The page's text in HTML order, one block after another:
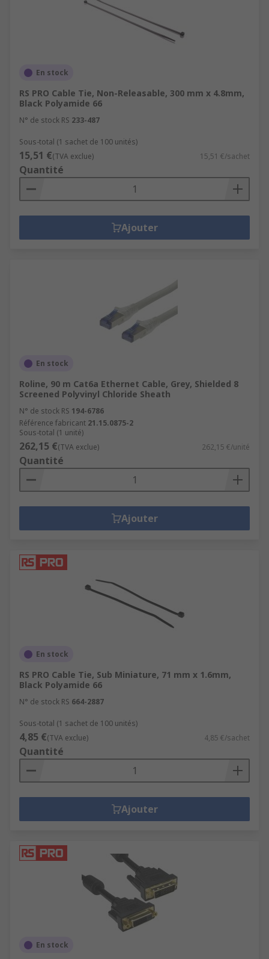
En stock
RS PRO Cable Tie, Non-Releasable, 300 mm x 4.8mm,
Black Polyamide 66
N° de stock RS 233-487
Sous-total (1 sachet de 100 unités)
15,51 €(TVA exclue) 15,51 €/sachet
Quantité
Ajouter
En stock
Roline, 90 m Cat6a Ethernet Cable, Grey, Shielded 8
Screened Polyvinyl Chloride Sheath
N° de stock RS 194-6786
Référence fabricant 21.15.0875-2
Sous-total (1 unité)
262,15 €(TVA exclue) 262,15 €/unité
Quantité
Ajouter
En stock
RS PRO Cable Tie, Sub Miniature, 71 mm x 1.6mm,
Black Polyamide 66
N° de stock RS 664-2887
Sous-total (1 sachet de 100 unités)
4,85 €(TVA exclue) 4,85 €/sachet
Quantité
Ajouter
En stock